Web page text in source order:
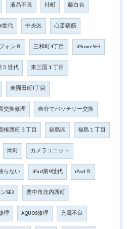
液晶不良 社町 藤白台
世代 中央区 心斎橋筋
ォン８ 三和町4丁目 iPhoneSE3
世代 東三国１丁目
東園田町1丁目
交換修理 自分でバッテリー交換
根西町３丁目 福島区 福島１丁目
岡町 カメラユニット
らない iPad第9世代 iPad９
SE3 豊中市庄内西町
理 AQUOS修理 充電不良